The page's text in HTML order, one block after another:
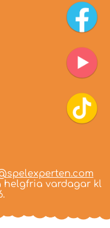
helgfria vardagar kl